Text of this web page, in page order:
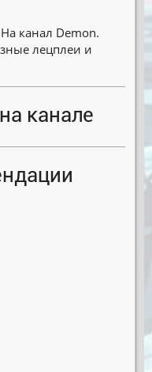
канал Demon.
лецплеи и
канале